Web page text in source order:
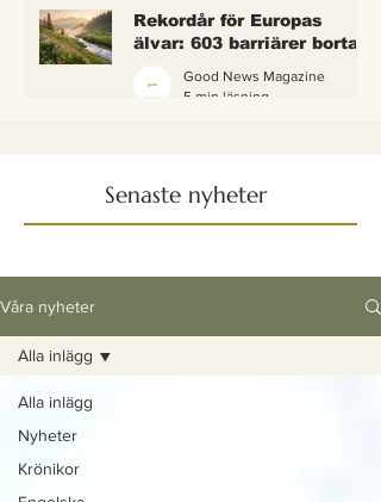
Rekordår för Europas
älvar: 603 barriärer borta
igen
Good News Magazine
5 min läsning
Senaste nyheter
Våra nyheter
Alla inlägg
Nyheter
Krönikor
Alla inlägg